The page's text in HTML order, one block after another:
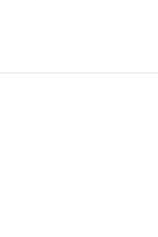
담을 통해 브랜